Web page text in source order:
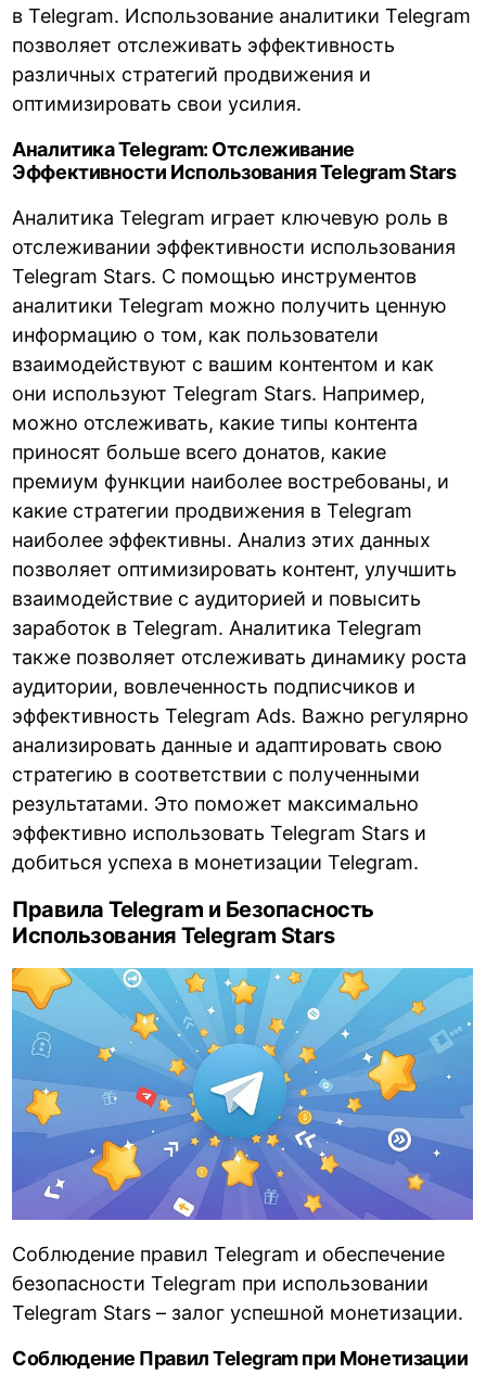
в Telegram. Использование аналитики Telegram
позволяет отслеживать эффективность
различных стратегий продвижения и
оптимизировать свои усилия.
Аналитика Telegram: Отслеживание
Эффективности Использования Telegram Stars
Аналитика Telegram играет ключевую роль в
отслеживании эффективности использования
Telegram Stars. С помощью инструментов
аналитики Telegram можно получить ценную
информацию о том, как пользователи
взаимодействуют с вашим контентом и как
они используют Telegram Stars. Например,
можно отслеживать, какие типы контента
приносят больше всего донатов, какие
премиум функции наиболее востребованы, и
какие стратегии продвижения в Telegram
наиболее эффективны. Анализ этих данных
позволяет оптимизировать контент, улучшить
взаимодействие с аудиторией и повысить
заработок в Telegram. Аналитика Telegram
также позволяет отслеживать динамику роста
аудитории, вовлеченность подписчиков и
эффективность Telegram Ads. Важно регулярно
анализировать данные и адаптировать свою
стратегию в соответствии с полученными
результатами. Это поможет максимально
эффективно использовать Telegram Stars и
добиться успеха в монетизации Telegram.
Правила Telegram и Безопасность
Использования Telegram Stars
Соблюдение правил Telegram и обеспечение
безопасности Telegram при использовании
Telegram Stars – залог успешной монетизации.
Соблюдение Правил Telegram при Монетизации